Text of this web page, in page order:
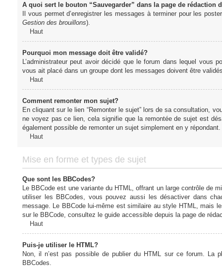
A quoi sert le bouton “Sauvegarder” dans la page de rédaction
Il vous permet d’enregistrer les messages à terminer pour les
Gestion des brouillons).
Haut
Pourquoi mon message doit être validé?
L’administrateur peut avoir décidé que le forum dans lequel vous
vous ait placé dans un groupe dont les messages doivent être
Haut
Comment remonter mon sujet?
En cliquant sur le lien “Remonter le sujet” lors de sa consultation,
ne voyez pas ce lien, cela signifie que la remontée de sujet est
également possible de remonter un sujet simplement en y
Haut
Mise en forme et types de sujet
Que sont les BBCodes?
Le BBCode est une variante du HTML, offrant un large contrôle de
utiliser les BBCodes, vous pouvez aussi les désactiver dans
message. Le BBCode lui-même est similaire au style HTML, mais
sur le BBCode, consultez le guide accessible depuis la page de
Haut
Puis-je utiliser le HTML?
Non, il n’est pas possible de publier du HTML sur ce forum. La
BBCodes.